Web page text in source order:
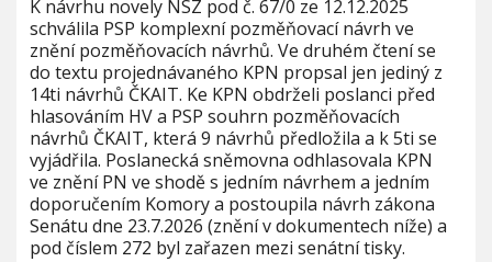
K návrhu novely NSZ pod č. 67/0 ze 12.12.2025
schválila PSP komplexní pozměňovací návrh ve
znění pozměňovacích návrhů. Ve druhém čtení se
do textu projednávaného KPN propsal jen jediný z
14ti návrhů ČKAIT. Ke KPN obdrželi poslanci před
hlasováním HV a PSP souhrn pozměňovacích
návrhů ČKAIT, která 9 návrhů předložila a k 5ti se
vyjádřila. Poslanecká sněmovna odhlasovala KPN
ve znění PN ve shodě s jedním návrhem a jedním
doporučením Komory a postoupila návrh zákona
Senátu dne 23.7.2026 (znění v dokumentech níže) a
pod číslem 272 byl zařazen mezi senátní tisky.